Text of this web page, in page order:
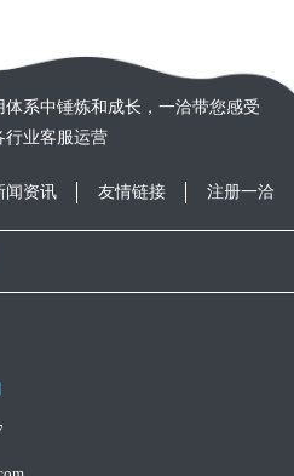
系中锤炼和成长，一洽带您感受
行业客服运营
闻资讯 友情链接 注册一洽